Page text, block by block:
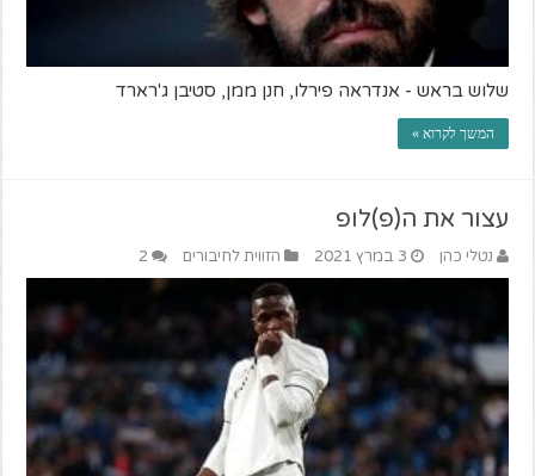
שלוש בראש - אנדראה פירלו, חנן ממן, סטיבן ג'רארד
המשך לקרוא »
עצור את ה(פ)לופ
נטלי כהן 3 במרץ 2021 הזווית לחיבורים 2